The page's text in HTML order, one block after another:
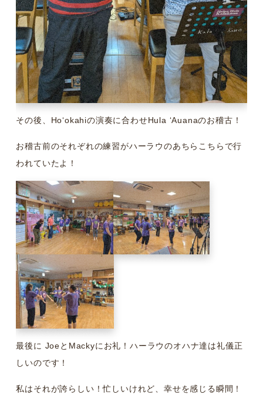
その後、Hoʻokahiの演奏に合わせHula ʻAuanaのお稽古！
お稽古前のそれぞれの練習がハーラウのあちらこちらで行
われていたよ！
最後に JoeとMackyにお礼！ハーラウのオハナ達は礼儀正
しいのです！
私はそれが誇らしい！忙しいけれど、幸せを感じる瞬間！